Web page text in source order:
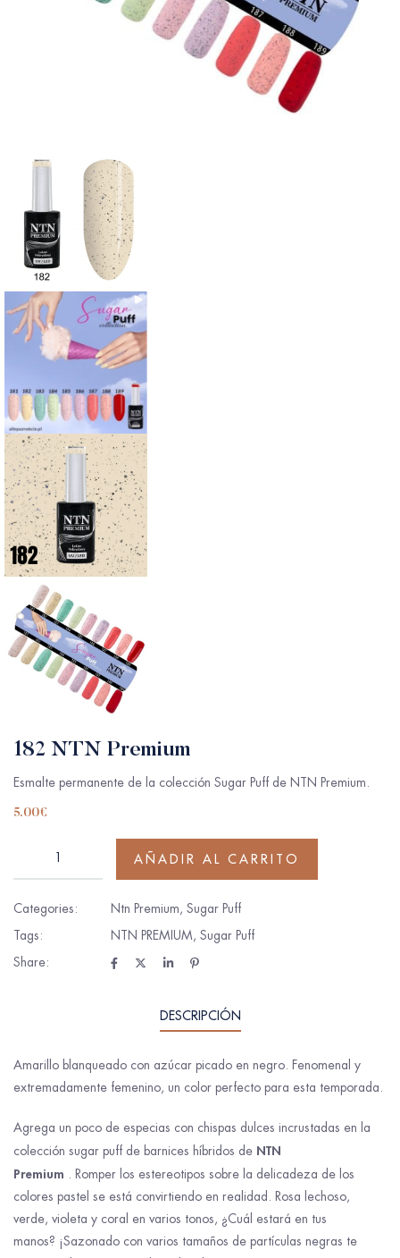
182 NTN Premium
Esmalte permanente de la colección Sugar Puff de NTN Premium.
5.00€
AÑADIR AL CARRITO
Categories: Ntn Premium, Sugar Puff
Tags:
NTN PREMIUM, Sugar Puff
Share:
DESCRIPCIÓN
Amarillo blanqueado con azúcar picado en negro. Fenomenal y
extremadamente femenino, un color perfecto para esta temporada.
Agrega un poco de especias con chispas dulces incrustadas en la
colección sugar puff de barnices híbridos de NTN
Premium . Romper los estereotipos sobre la delicadeza de los
colores pastel se está convirtiendo en realidad. Rosa lechoso,
verde, violeta y coral en varios tonos, ¿Cuál estará en tus
manos? ¡Sazonado con varios tamaños de partículas negras te